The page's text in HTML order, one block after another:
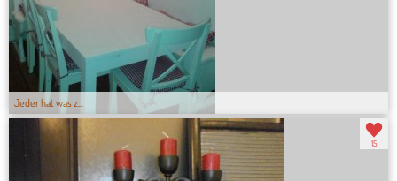
Jeder hat was z...
15